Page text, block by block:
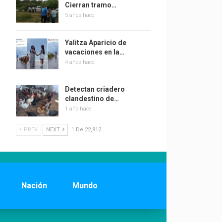
Cierran tramo…
5 años hace
Yalitza Aparicio de
vacaciones en la…
4 años hace
Detectan criadero
clandestino de…
1 año hace
PREV NEXT 1 De 22,812
Nación Mundo